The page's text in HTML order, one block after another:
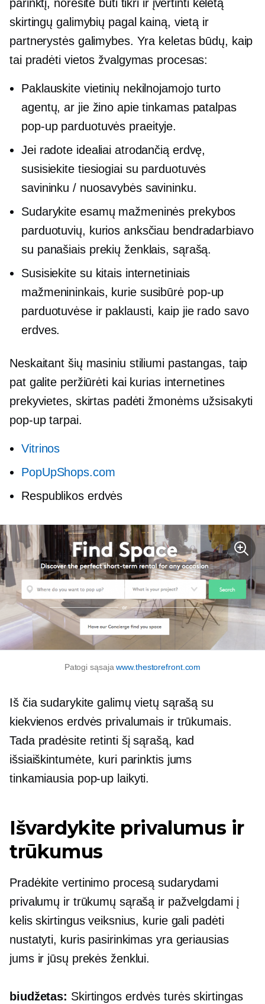
parinktį, norėsite būti tikri ir įvertinti keletą
skirtingų galimybių pagal kainą, vietą ir
partnerystės galimybes. Yra keletas būdų, kaip
tai pradėti vietos žvalgymas procesas:
Paklauskite vietinių nekilnojamojo turto
agentų, ar jie žino apie tinkamas patalpas
pop-upparduotuvės praeityje.
Jei radote idealiai atrodančią erdvę,
susisiekite tiesiogiai su parduotuvės
savininku / nuosavybės savininku.
Sudarykite esamų mažmeninės prekybos
parduotuvių, kurios anksčiau bendradarbiavo
su panašiais prekių ženklais, sąrašą.
Susisiekite su kitais internetiniais
mažmenininkais, kurie susibūrė pop-up
parduotuvėse ir paklausti, kaip jie rado savo
erdves.
Neskaitant šių masiniu stiliumipastangas, taip
pat galite peržiūrėti kai kurias internetines
prekyvietes, skirtas padėti žmonėms užsisakyti
pop-uptarpai.
Vitrinos
PopUpShops.com
Respublikos erdvės
Patogi sąsajawww.thestorefront.com
Iš čia sudarykite galimų vietų sąrašą su
kiekvienos erdvės privalumais ir trūkumais.
Tada pradėsite retinti šį sąrašą, kad
išsiaiškintumėte, kuri parinktis jums
tinkamiausia pop-up laikyti.
Išvardykite privalumus ir
trūkumus
Pradėkite vertinimo procesą sudarydami
privalumų ir trūkumų sąrašą ir pažvelgdami į
kelis skirtingus veiksnius, kurie gali padėti
nustatyti, kuris pasirinkimas yra geriausias
jums ir jūsų prekės ženklui.
biudžetas: Skirtingos erdvės turės skirtingas